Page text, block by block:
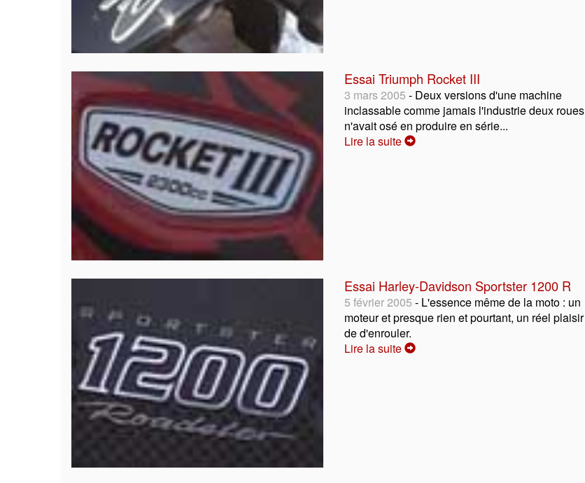
Essai Triumph Rocket III
3 mars 2005 - Deux versions d'une machine
inclassable comme jamais l'industrie deux roues
n'avait osé en produire en série...
Lire la suite
Essai Harley-Davidson Sportster 1200 R
5 février 2005 - L'essence même de la moto : un
moteur et presque rien et pourtant, un réel plaisir
de d'enrouler.
Lire la suite